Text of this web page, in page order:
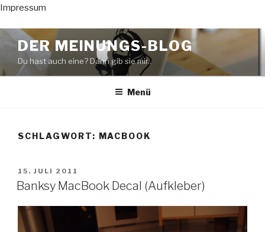
Impressum
Zum
Inhalt
springen
DER MEINUNGS-BLOG
Du hast auch eine? Dann gib sie mir..
Menü
SCHLAGWORT: MACBOOK
VERÖFFENTLICHT
AM
15. JULI 2011
Banksy MacBook Decal (Aufkleber)